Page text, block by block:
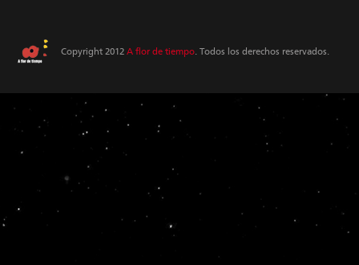
Copyright 2012 A flor de tiempo. Todos los derechos reservados.